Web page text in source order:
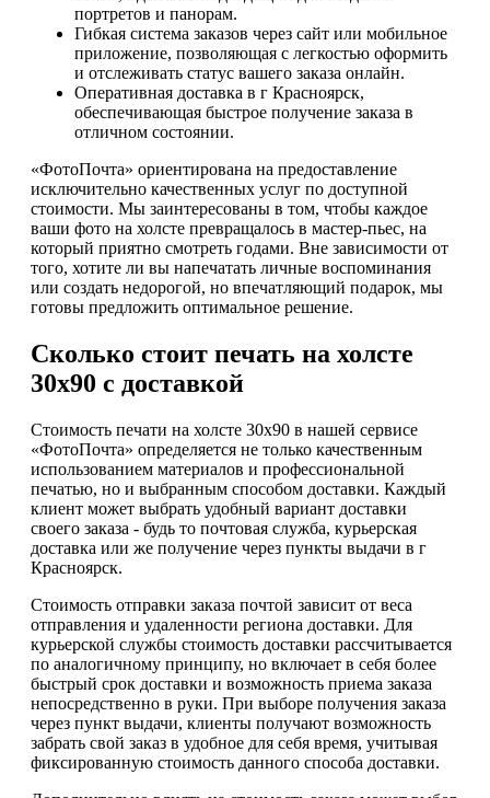
портретов и панорам.
Гибкая система заказов через сайт или мобильное
приложение, позволяющая с легкостью оформить
и отслеживать статус вашего заказа онлайн.
Оперативная доставка в г Красноярск,
обеспечивающая быстрое получение заказа в
отличном состоянии.
«ФотоПочта» ориентирована на предоставление
исключительно качественных услуг по доступной
стоимости. Мы заинтересованы в том, чтобы каждое
ваши фото на холсте превращалось в мастер-пьес, на
который приятно смотреть годами. Вне зависимости от
того, хотите ли вы напечатать личные воспоминания
или создать недорогой, но впечатляющий подарок, мы
готовы предложить оптимальное решение.
Сколько стоит печать на холсте
30х90 с доставкой
Стоимость печати на холсте 30х90 в нашей сервисе
«ФотоПочта» определяется не только качественным
использованием материалов и профессиональной
печатью, но и выбранным способом доставки. Каждый
клиент может выбрать удобный вариант доставки
своего заказа - будь то почтовая служба, курьерская
доставка или же получение через пункты выдачи в г
Красноярск.
Стоимость отправки заказа почтой зависит от веса
отправления и удаленности региона доставки. Для
курьерской службы стоимость доставки рассчитывается
по аналогичному принципу, но включает в себя более
быстрый срок доставки и возможность приема заказа
непосредственно в руки. При выборе получения заказа
через пункт выдачи, клиенты получают возможность
забрать свой заказ в удобное для себя время, учитывая
фиксированную стоимость данного способа доставки.